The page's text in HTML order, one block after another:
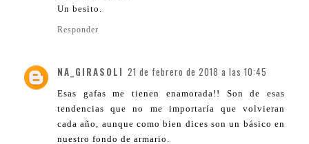
Un besito.
Responder
NA_GIRASOLI 21 de febrero de 2018 a las 10:45
Esas gafas me tienen enamorada!! Son de esas
tendencias que no me importaría que volvieran
cada año, aunque como bien dices son un básico en
nuestro fondo de armario.